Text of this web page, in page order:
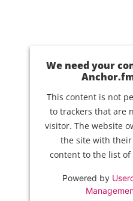
We need your
This content is not
to trackers that are
visitor. The website
the site with their
content to the list of
Powered by